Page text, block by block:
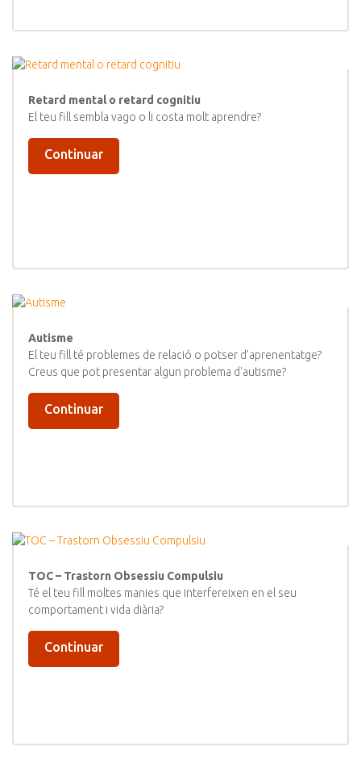
Retard mental o retard cognitiu
El teu fill sembla vago o li costa molt aprendre?
Continuar
Autisme
El teu fill té problemes de relació o potser d'aprenentatge?
Creus que pot presentar algun problema d'autisme?
Continuar
TOC – Trastorn Obsessiu Compulsiu
Té el teu fill moltes manies que interfereixen en el seu
comportament i vida diària?
Continuar